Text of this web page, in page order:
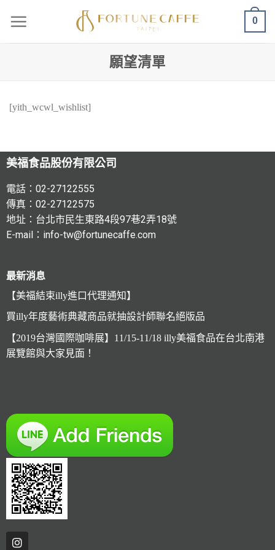
0
願望清單
[yith_wcwl_wishlist]
美福食品股份有限公司
電話：02-27122555
傳真：02-27122575
地址：台北市民生東路4段97巷2弄18號
E-mail：info-tw@fortunecaffe.com
最新消息
【美福結束illy進口代理通知】
買illy年度藝術典藏商品就抽設計師聯名絕版品
【2019台灣國際咖啡展】11/15-11/18 illy美福食品在台北南港
展覽館與大家見面！